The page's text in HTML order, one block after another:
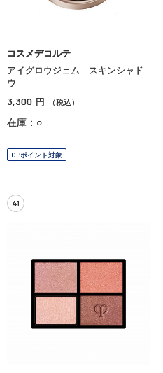
コスメデコルテ
アイグロウジェム スキンシャド
ウ
3,300 円 （税込）
在庫：○
OPポイント対象
41